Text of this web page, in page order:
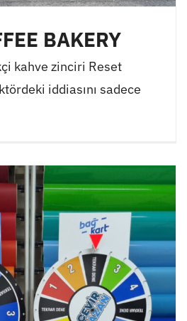
BAKERY
kahve zinciri Reset
iddiasını sadece